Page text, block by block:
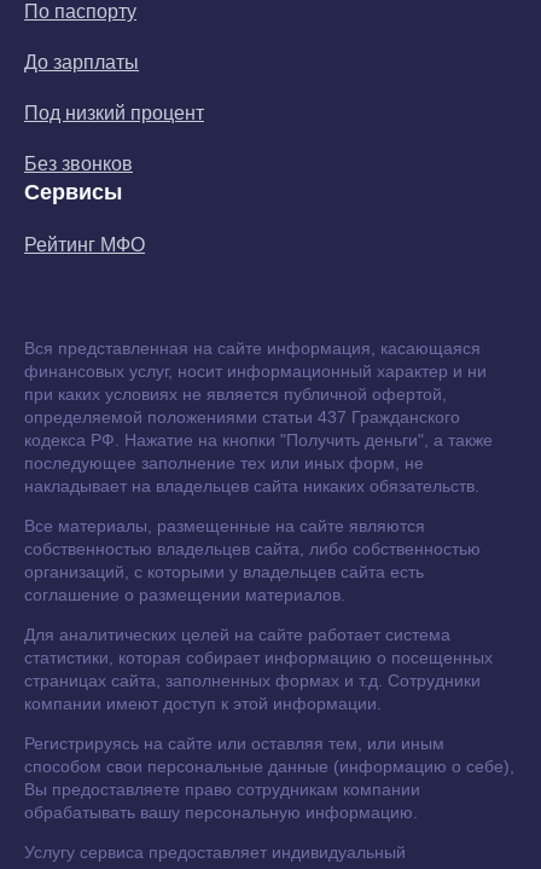
По паспорту
До зарплаты
Под низкий процент
Без звонков
Сервисы
Рейтинг МФО
Вся представленная на сайте информация, касающаяся
финансовых услуг, носит информационный характер и ни
при каких условиях не является публичной офертой,
определяемой положениями статьи 437 Гражданского
кодекса РФ. Нажатие на кнопки "Получить деньги", а также
последующее заполнение тех или иных форм, не
накладывает на владельцев сайта никаких обязательств.
Все материалы, размещенные на сайте являются
собственностью владельцев сайта, либо собственностью
организаций, с которыми у владельцев сайта есть
соглашение о размещении материалов.
Для аналитических целей на сайте работает система
статистики, которая собирает информацию о посещенных
страницах сайта, заполненных формах и т.д. Сотрудники
компании имеют доступ к этой информации.
Регистрируясь на сайте или оставляя тем, или иным
способом свои персональные данные (информацию о себе),
Вы предоставляете право сотрудникам компании
обрабатывать вашу персональную информацию.
Услугу сервиса предоставляет индивидуальный